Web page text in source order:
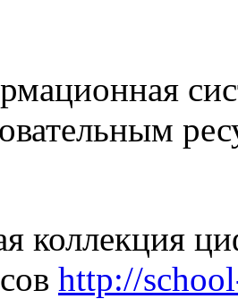
коллекция
http://